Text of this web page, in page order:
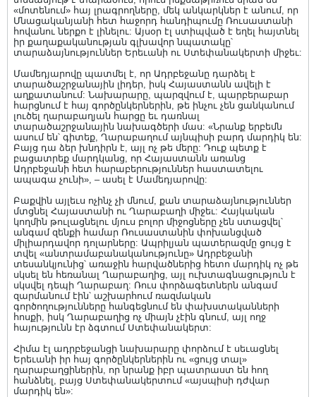
«մոտենում» հայ լրագրողները, մեկ անկարկներ է անում, որ
Մնացականյանի հետ հաջորդ հանդիպումը Ռուսաստանի
հովանու ներքո է լինելու: Այսօր էլ ստիպված է եղել հայտնել
իր քաղաքականության գլխավոր նպատակը՝
տարաձայնություններ Երեւանի ու Ստեփանակերտի միջեւ:
Մամեդյարովը պատմել է, որ Ադրբեջանը դարձել է
տարածաշրջանային լիդեր, իսկ Հայաստանն ավելի է
աղքատանում: Նախարարը, պարզվում է, պարբերաբար
հարցնում է հայ գործընկերներին, թե ինչու չեն ցանկանում
լուծել ղարաբաղյան հարցը եւ դառնալ
տարածաշրջանային նախագծերի մաս: «Նրանք երբեմն
ասում են՝ գիտեք, Ղարաբաղում այնպիսի բարդ մարդիկ են:
Բայց դա ձեր խնդիրն է, այլ ոչ թե մերը: Դուք պետք է
բացատրեք մարդկանց, որ Հայաստանն առանց
Ադրբեջանի հետ հարաբերություններ հաստատելու
ապագա չունի», – ասել է Մամեդյարովը:
Բաքվին այլեւս ոչինչ չի մնում, քան տարաձայնություններ
մտցնել Հայաստանի ու Ղարաբաղի միջեւ: Հայկական
կողմին թուլացնելու մյուս բոլոր միջոցները չեն ստացվել՝
անգամ զենքի համար Ռուսաստանին փոխանցված
միլիարդավոր դոլարները: Ապրիլյան պատերազմը ցույց է
տվել «անտրամաբանականությունը» Ադրբեջանի
տեսանկյունից՝ առաջին հարվածներից հետո մարդիկ ոչ թե
սկսել են հեռանալ Ղարաբաղից, այլ ուխտագնացություն է
սկսվել դեպի Ղարաբաղ: Ռուս փորձագետներն անգամ
զարմանում էին՝ աշխարհում ռազմական
գործողությունները հանգեցնում են փախստականների
հոսքի, իսկ Ղարաբաղից ոչ միայն չէին գնում, այլ ողջ
հայությունն էր ձգտում Ստեփանակերտ:
Հիմա էլ ադրբեջանցի նախարարը փորձում է սեւացնել
Երեւանի իր հայ գործընկերներին ու «ցույց տալ»
ղարաբաղցիներին, որ նրանք իբր պատրաստ են հող
հանձնել, բայց Ստեփանակերտում «այսպիսի դժվար
մարդիկ են»: